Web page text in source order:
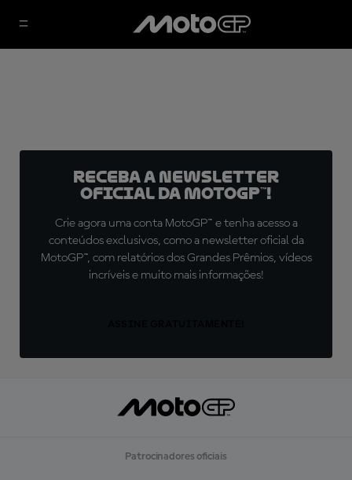
Receba a newsletter
oficial da MotoGP™!
Crie agora uma conta MotoGP™ e tenha acesso a
conteúdos exclusivos, como a newsletter oficial da
MotoGP™, com relatórios dos Grandes Prêmios, vídeos
incríveis e muito mais informações!
Patrocinadores oficiais